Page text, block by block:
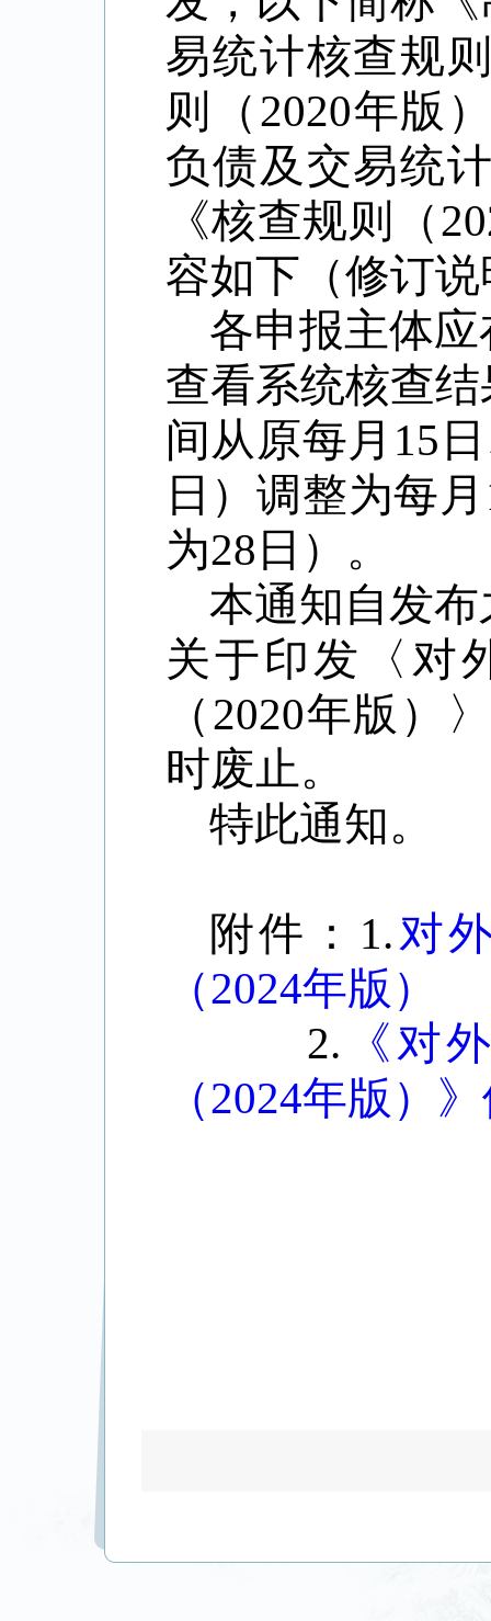
易统计核查规
则（2020年版
负债及交易统
《核查规则（
容如下（修订
各申报主体
查看系统核查
间从原每月 15
日）调整为每
为28日）。
本通知自发
关于印发〈对
（2020年版）
时废止。
特此通知。
附件： 1.对
（2024年版）
2. 《对
（2024年版）